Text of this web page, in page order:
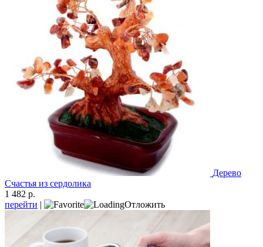
Дерево
Счастья из сердолика
1 482 р.
перейти | Отложить